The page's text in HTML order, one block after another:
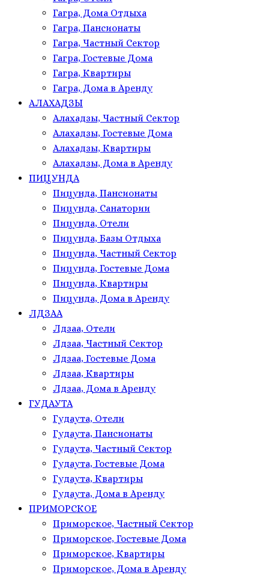
Гагра, Дома Отдыха
Гагра, Пансионаты
Гагра, Частный Сектор
Гагра, Гостевые Дома
Гагра, Квартиры
Гагра, Дома в Аренду
АЛАХАДЗЫ
Алахадзы, Частный Сектор
Алахадзы, Гостевые Дома
Алахадзы, Квартиры
Алахадзы, Дома в Аренду
ПИЦУНДА
Пицунда, Пансионаты
Пицунда, Санатории
Пицунда, Отели
Пицунда, Базы Отдыха
Пицунда, Частный Сектор
Пицунда, Гостевые Дома
Пицунда, Квартиры
Пицунда, Дома в Аренду
ЛДЗАА
Лдзаа, Отели
Лдзаа, Частный Сектор
Лдзаа, Гостевые Дома
Лдзаа, Квартиры
Лдзаа, Дома в Аренду
ГУДАУТА
Гудаута, Отели
Гудаута, Пансионаты
Гудаута, Частный Сектор
Гудаута, Гостевые Дома
Гудаута, Квартиры
Гудаута, Дома в Аренду
ПРИМОРСКОЕ
Приморское, Частный Сектор
Приморское, Гостевые Дома
Приморское, Квартиры
Приморское, Дома в Аренду